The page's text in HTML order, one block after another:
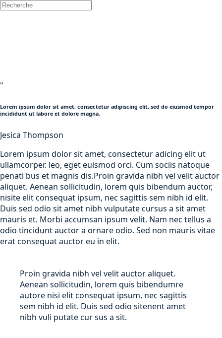
"
Lorem ipsum dolor sit amet, consectetur adipiscing elit, sed do eiusmod tempor
incididunt ut labore et dolore magna.
Jesica Thompson
Lorem ipsum dolor sit amet, consectetur adicing elit ut
ullamcorper. leo, eget euismod orci. Cum sociis natoque
penati bus et magnis dis.Proin gravida nibh vel velit auctor
aliquet. Aenean sollicitudin, lorem quis bibendum auctor,
nisite elit consequat ipsum, nec sagittis sem nibh id elit.
Duis sed odio sit amet nibh vulputate cursus a sit amet
mauris et. Morbi accumsan ipsum velit. Nam nec tellus a
odio tincidunt auctor a ornare odio. Sed non mauris vitae
erat consequat auctor eu in elit.
Proin gravida nibh vel velit auctor aliquet.
Aenean sollicitudin, lorem quis bibendumre
autore nisi elit consequat ipsum, nec sagittis
sem nibh id elit. Duis sed odio sitenent amet
nibh vuli putate cur sus a sit.